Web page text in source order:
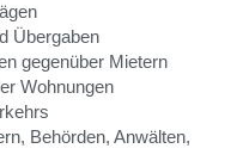
Übergaben
gegenüber Mietern
Wohnungen
Behörden, Anwälten,